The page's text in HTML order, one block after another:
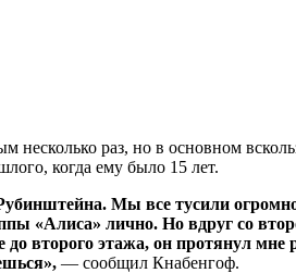
раз, но в основном
когда ему было 15 лет.
Мы все тусили
«Алиса» лично. Но вдруг со
до второго этажа, он протянул
— сообщил Кнабенгоф.